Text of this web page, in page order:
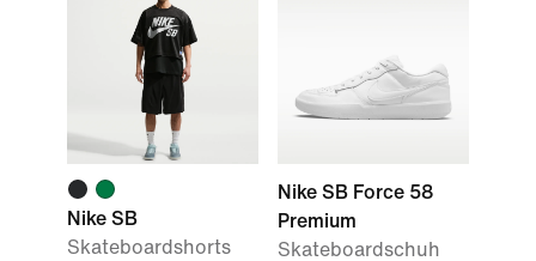
Nike SB
Skateboardshorts
Nike SB Force 58
Premium
Skateboardschuh